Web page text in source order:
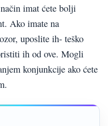
imat ćete bolji
Ako imate na
uposlite ih- teško
ih od ove. Mogli
konjunkcije ako ćete